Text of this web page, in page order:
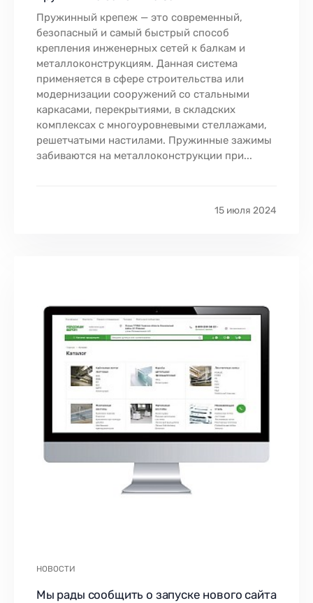
Пружинный крепеж — это современный,
безопасный и самый быстрый способ
крепления инженерных сетей к балкам и
металлоконструкциям. Данная система
применяется в сфере строительства или
модернизации сооружений со стальными
каркасами, перекрытиями, в складских
комплексах с многоуровневыми стеллажами,
решетчатыми настилами. Пружинные зажимы
забиваются на металлоконструкции при...
15 июля 2024
НОВОСТИ
Мы рады сообщить о запуске нового сайта